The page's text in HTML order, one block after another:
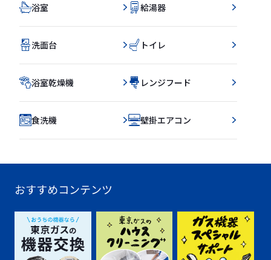
浴室 給湯器
洗面台 トイレ
浴室乾燥機 レンジフード
食洗機 壁掛エアコン
おすすめコンテンツ